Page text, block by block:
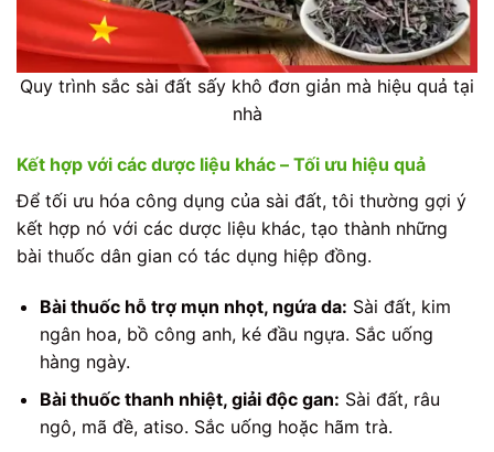
Quy trình sắc sài đất sấy khô đơn giản mà hiệu quả tại
nhà
Kết hợp với các dược liệu khác – Tối ưu hiệu quả
Để tối ưu hóa công dụng của sài đất, tôi thường gợi ý
kết hợp nó với các dược liệu khác, tạo thành những
bài thuốc dân gian có tác dụng hiệp đồng.
Bài thuốc hỗ trợ mụn nhọt, ngứa da: Sài đất, kim
ngân hoa, bồ công anh, ké đầu ngựa. Sắc uống
hàng ngày.
Bài thuốc thanh nhiệt, giải độc gan: Sài đất, râu
ngô, mã đề, atiso. Sắc uống hoặc hãm trà.